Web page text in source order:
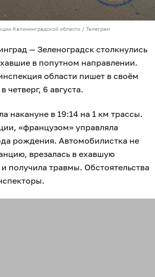
Калининградской области / Телеграм
— Зеленоградск столкнулись
в попутном направлении.
области пишет в своём
в четверг, 6 августа.
накануне в 19:14 на 1 км трассы.
«французом» управляла
рождения. Автомобилистка не
врезалась в ехавшую
получила травмы. Обстоятельства